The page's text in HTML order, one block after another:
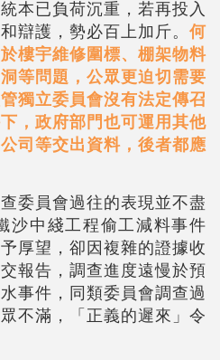
本已負荷沉重，若再投入
辯護，勢必百上加斤。 何
樓宇維修圍標、棚架物料
等問題，公眾更迫切需要
獨立委員會沒有法定傳召
，政府部門也可運用其他
司等交出資料，後者都應
委員會過往的表現並不盡
沙中綫工程偷工減料事件
厚望，卻因複雜的證據收
報告，調查進度遠慢於預
事件，同類委員會調查過
不滿，「正義的遲來」令